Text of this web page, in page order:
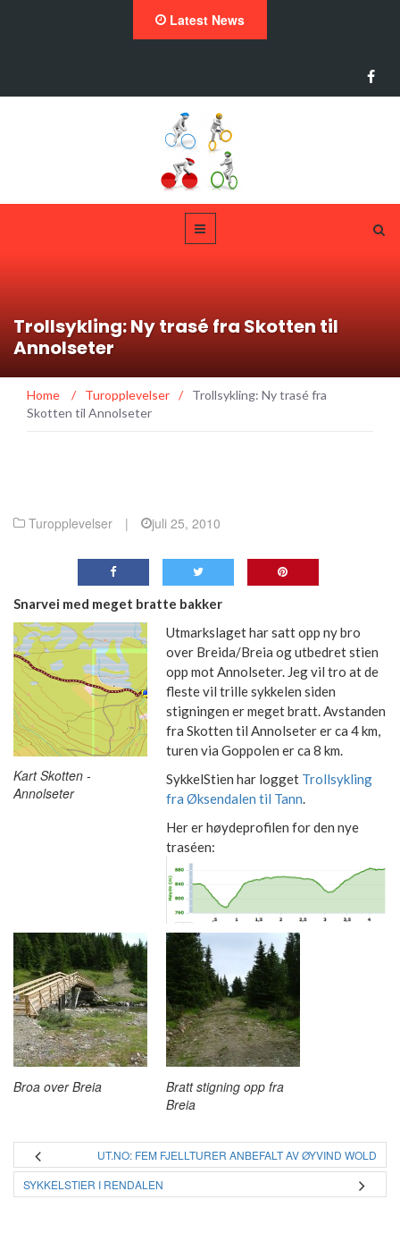
Latest News
Trollsykling: Ny trasé fra Skotten til
Annolseter
Home / Turopplevelser /
Trollsykling: Ny trasé fra
Skotten til Annolseter
Turopplevelser | juli 25, 2010
Snarvei med meget bratte bakker
Kart Skotten -
Annolseter
Utmarkslaget har satt opp ny bro
over Breida/Breia og utbedret stien
opp mot Annolseter. Jeg vil tro at de
fleste vil trille sykkelen siden
stigningen er meget bratt. Avstanden
fra Skotten til Annolseter er ca 4 km,
turen via Goppolen er ca 8 km.
SykkelStien har logget Trollsykling
fra Øksendalen til Tann.
Her er høydeprofilen for den nye
traséen:
Broa over Breia
Bratt stigning opp fra
Breia
UT.NO: FEM FJELLTURER ANBEFALT AV ØYVIND WOLD
SYKKELSTIER I RENDALEN